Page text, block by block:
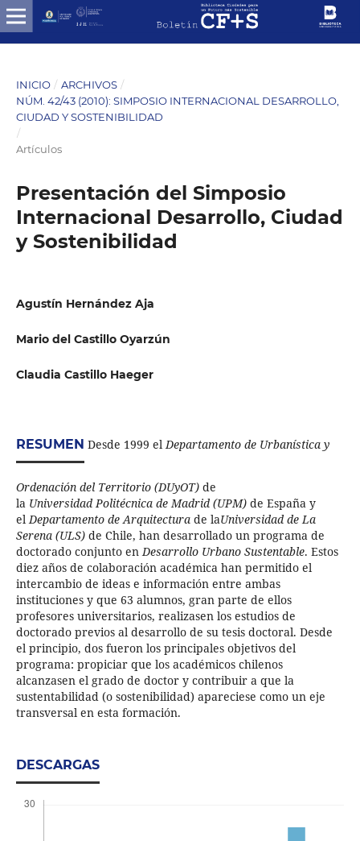
INICIO / ARCHIVOS /
NÚM. 42/43 (2010): SIMPOSIO INTERNACIONAL DESARROLLO,
CIUDAD Y SOSTENIBILIDAD
/
Artículos
Presentación del Simposio
Internacional Desarrollo, Ciudad
y Sostenibilidad
Agustín Hernández Aja
Mario del Castillo Oyarzún
Claudia Castillo Haeger
RESUMEN Desde 1999 elDepartamento de Urbanística y
Ordenación del Territorio (DUyOT)de
la Universidad Politécnica de Madrid (UPM)de España y
elDepartamento de Arquitecturade laUniversidad de La
Serena (ULS)de Chile, han desarrollado un programa de
doctorado conjunto enDesarrollo Urbano Sustentable. Estos
diez años de colaboración académica han permitido el
intercambio de ideas e información entre ambas
instituciones y que 63 alumnos, gran parte de ellos
profesores universitarios, realizasen los estudios de
doctorado previos al desarrollo de su tesis doctoral. Desde
el principio, dos fueron los principales objetivos del
programa: propiciar que los académicos chilenos
alcanzasen el grado de doctor y contribuir a que la
sustentabilidad (o sostenibilidad) apareciese como un eje
transversal en esta formación.
DESCARGAS